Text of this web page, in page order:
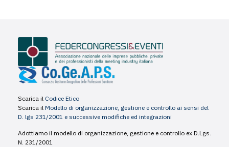
Scarica il Codice Etico
Scarica il Modello di organizzazione, gestione e controllo ai sensi del
D. lgs 231/2001 e successive modifiche ed integrazioni
Adottiamo il modello di organizzazione, gestione e controllo ex D.Lgs.
N. 231/2001